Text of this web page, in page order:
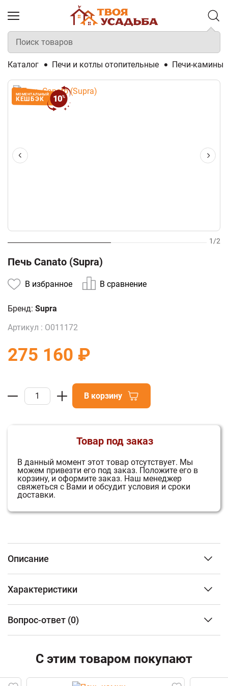
Каталог Печи и котлы отопительные Печи-камины
1/2
МОМЕНТАЛЬНЫЙ
КЕШБЭК 10%
Печь Canato (Supra)
В избранное В сравнение
Бренд: Supra
Артикул : О011172
275 160 ₽
В корзину
Товар под заказ
В данный момент этот товар отсутствует. Мы
можем привезти его под заказ. Положите его в
корзину, и оформите заказ. Наш менеджер
свяжеться с Вами и обсудит условия и сроки
доставки.
Описание
Вес Supra Canato составляет 160 кг. Это вес одного-
двух взрослых мужчин. Поэтому печь можно
установить на подиум из негорючего материала без
Мощность Обладая мощностью в 14 кВт, печь камин
Supra Canato способна отопить помещение объемом
до 350 м3. Корпус печи Корпус печи камина Supra
Характеристики
Расположение
Материал топки
Тип дверцы
Панорамная
Наличие варочной поверхности
Нет
Вопрос-ответ (0)
Email
С этим товаром покупают